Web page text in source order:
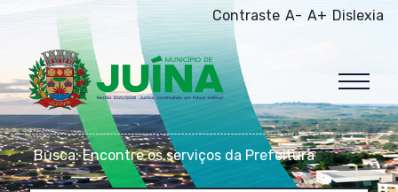
Contraste A- A+ Dislexia
Busca: Encontre os serviços da Prefeitura